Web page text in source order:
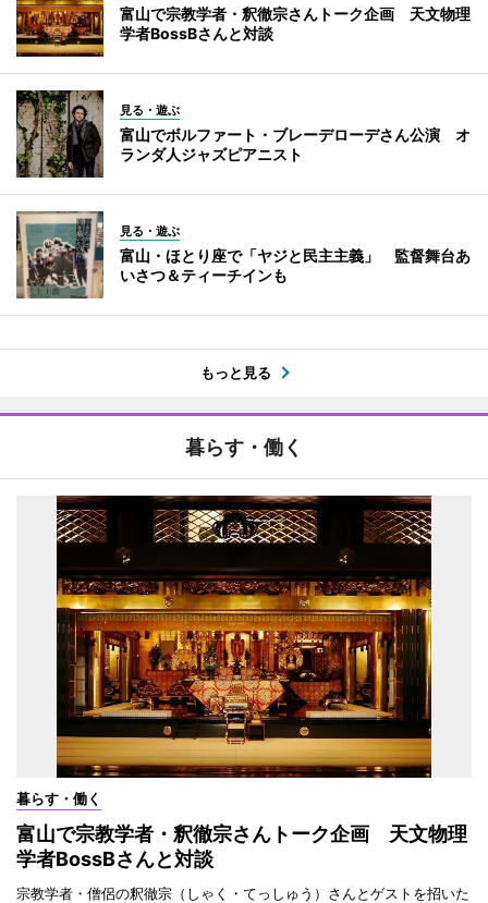
富山で宗教学者・釈徹宗さんトーク企画 天文物理
学者BossBさんと対談
見る・遊ぶ
富山でボルファート・ブレーデローデさん公演 オ
ランダ人ジャズピアニスト
見る・遊ぶ
富山・ほとり座で「ヤジと民主主義」 監督舞台あ
いさつ＆ティーチインも
もっと見る
暮らす・働く
暮らす・働く
富山で宗教学者・釈徹宗さんトーク企画 天文物理
学者BossBさんと対談
宗教学者・僧侶の釈徹宗（しゃく・てっしゅう）さんとゲストを招いた